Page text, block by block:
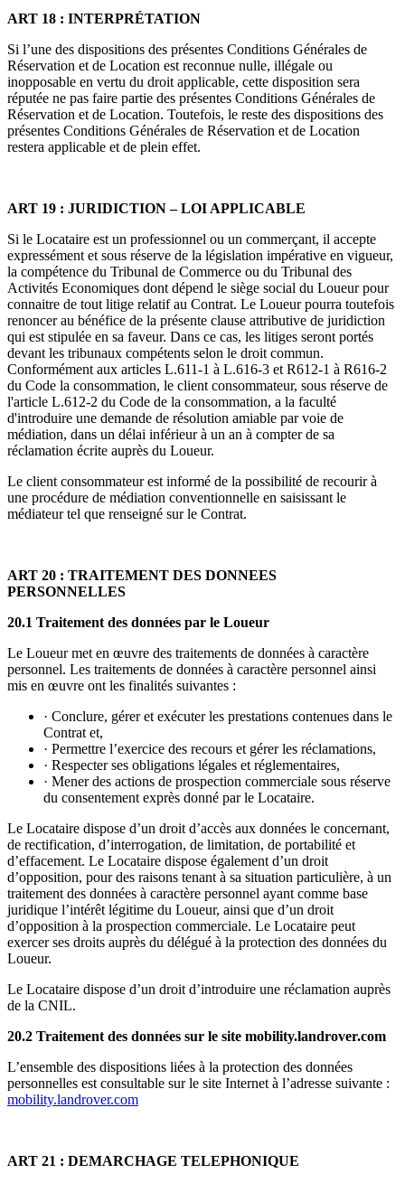
ART 18 : INTERPRÉTATION
Si l’une des dispositions des présentes Conditions Générales de
Réservation et de Location est reconnue nulle, illégale ou
inopposable en vertu du droit applicable, cette disposition sera
réputée ne pas faire partie des présentes Conditions Générales de
Réservation et de Location. Toutefois, le reste des dispositions des
présentes Conditions Générales de Réservation et de Location
restera applicable et de plein effet.
ART 19 : JURIDICTION – LOI APPLICABLE
Si le Locataire est un professionnel ou un commerçant, il accepte
expressément et sous réserve de la législation impérative en vigueur,
la compétence du Tribunal de Commerce ou du Tribunal des
Activités Economiques dont dépend le siège social du Loueur pour
connaitre de tout litige relatif au Contrat. Le Loueur pourra toutefois
renoncer au bénéfice de la présente clause attributive de juridiction
qui est stipulée en sa faveur. Dans ce cas, les litiges seront portés
devant les tribunaux compétents selon le droit commun.
Conformément aux articles L.611-1 à L.616-3 et R612-1 à R616-2
du Code la consommation, le client consommateur, sous réserve de
l'article L.612-2 du Code de la consommation, a la faculté
d'introduire une demande de résolution amiable par voie de
médiation, dans un délai inférieur à un an à compter de sa
réclamation écrite auprès du Loueur.
Le client consommateur est informé de la possibilité de recourir à
une procédure de médiation conventionnelle en saisissant le
médiateur tel que renseigné sur le Contrat.
ART 20 : TRAITEMENT DES DONNEES
PERSONNELLES
20.1 Traitement des données par le Loueur
Le Loueur met en œuvre des traitements de données à caractère
personnel. Les traitements de données à caractère personnel ainsi
mis en œuvre ont les finalités suivantes :
· Conclure, gérer et exécuter les prestations contenues dans le
Contrat et,
· Permettre l’exercice des recours et gérer les réclamations,
· Respecter ses obligations légales et réglementaires,
· Mener des actions de prospection commerciale sous réserve
du consentement exprès donné par le Locataire.
Le Locataire dispose d’un droit d’accès aux données le concernant,
de rectification, d’interrogation, de limitation, de portabilité et
d’effacement. Le Locataire dispose également d’un droit
d’opposition, pour des raisons tenant à sa situation particulière, à un
traitement des données à caractère personnel ayant comme base
juridique l’intérêt légitime du Loueur, ainsi que d’un droit
d’opposition à la prospection commerciale. Le Locataire peut
exercer ses droits auprès du délégué à la protection des données du
Loueur.
Le Locataire dispose d’un droit d’introduire une réclamation auprès
de la CNIL.
20.2 Traitement des données sur le site mobility.landrover.com
L’ensemble des dispositions liées à la protection des données
personnelles est consultable sur le site Internet à l’adresse suivante :
mobility.landrover.com
ART 21 : DEMARCHAGE TELEPHONIQUE